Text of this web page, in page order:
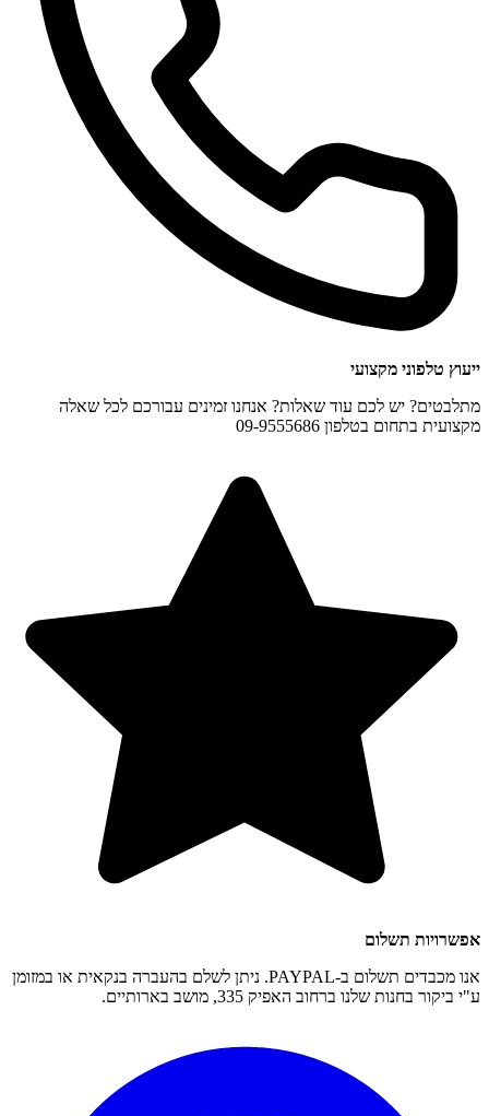
ייעוץ טלפוני מקצועי
מתלבטים? יש לכם עוד שאלות? אנחנו זמינים עבורכם לכל שאלה
מקצועית בתחום בטלפון 09-9555686
אפשרויות תשלום
אנו מכבדים תשלום ב-PAYPAL. ניתן לשלם בהעברה בנקאית או במזומן
ע"י ביקור בחנות שלנו ברחוב האפיק 335, מושב בארותיים.